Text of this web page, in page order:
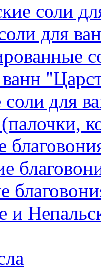
соли
для
для
и